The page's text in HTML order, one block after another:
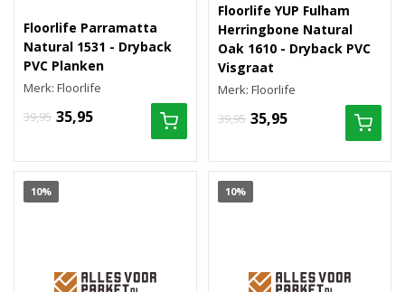
Floorlife Parramatta
Natural 1531 - Dryback
PVC Planken
Merk: Floorlife
39,95 35,95
Floorlife YUP Fulham
Herringbone Natural
Oak 1610 - Dryback PVC
Visgraat
Merk: Floorlife
39,95 35,95
10% 10%